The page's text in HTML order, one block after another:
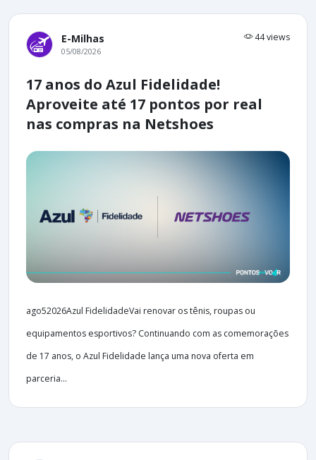
E-Milhas 44 views
05/08/2026
17 anos do Azul Fidelidade!
Aproveite até 17 pontos por real
nas compras na Netshoes
ago52026Azul FidelidadeVai renovar os tênis, roupas ou
equipamentos esportivos? Continuando com as comemorações
de 17 anos, o Azul Fidelidade lança uma nova oferta em
parceria...